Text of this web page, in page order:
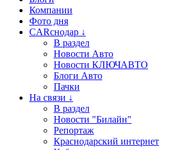
Компании
Фото дня
CARснодар ↓
В раздел
Новости Авто
Новости КЛЮЧАВТО
Блоги Авто
Пачки
На связи ↓
В раздел
Новости "Билайн"
Репортаж
Краснодарский интернет